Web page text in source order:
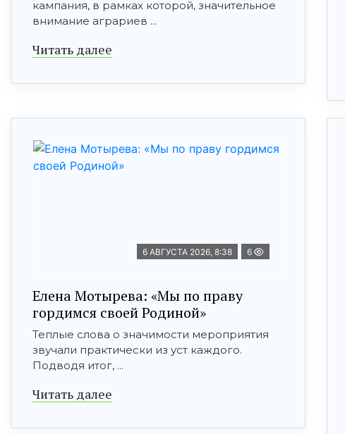
кампания, в рамках которой, значительное
внимание аграриев ...
Читать далее
6 АВГУСТА 2026, 8:38 6
Елена Мотырева: «Мы по праву
гордимся своей Родиной»
Теплые слова о значимости мероприятия
звучали практически из уст каждого.
Подводя итог, ...
Читать далее